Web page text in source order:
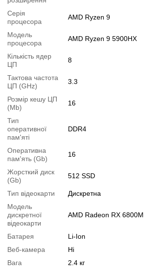
Порти:3x USB 3.2, 1x Type-C, 1x HDMI,
45), 1x Card Reader
Батарея:
Вага:2.4 кг
Додатково:клавіатура з підсвіткою (RGB)
Стан:
(див. фото)
Комплектація:ноутбук, зарядний пристрій
Операційна система:
1.Збільшення об'єму RAM
2.Збільшення розміру HDD
Ви можете розширити строк гарантії на
Можлива також комплектація
Для цього додайте в корзину відповідну
"Аксесуари
Специфікація, тести та
Специфікація процесора:
Серія
процесора
AMD Ryzen 9
Модель
процесора
AMD Ryzen 9 5900HX
Кількість ядер
ЦП
8
Тактова частота
ЦП (GHz)
3.3
Розмір кешу ЦП
(Mb)
16
Тип
оперативної
пам'яті
DDR4
Оперативна
пам'ять (Gb)
16
Жорсткий диск
(Gb)
512 SSD
Тип відеокарти
Дискретна
Модель
дискретної
відеокарти
AMD Radeon RX 6800M
Батарея
Li-Ion
Веб-камера
Ні
Вага
2.4 кг